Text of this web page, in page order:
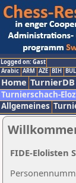
Logged on: Gast
Arabic ARM AZE BIH BUL
Home TurnierDB
Turnierschach-
Allgemeines
FIDE-Elolisten